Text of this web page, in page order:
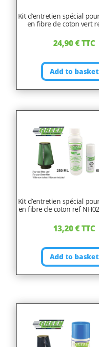
Kit d’entretien spécial
en fibre de coton vert
24,90€ TTC
Add to basket
Kit d’entretien spécial
en fibre de coton ref
13,20€ TTC
Add to basket